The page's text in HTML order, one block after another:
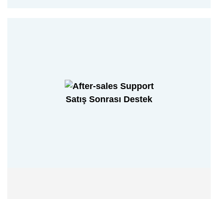
Satış Sonrası Destek